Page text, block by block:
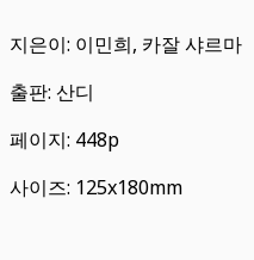
지은이: 이민희, 카잘 샤르마
출판: 산디
페이지: 448p
사이즈: 125x180mm